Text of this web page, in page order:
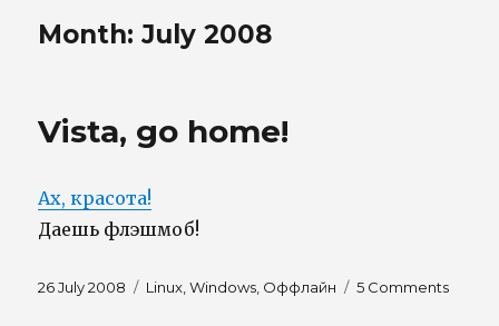
Month:July 2008
Vista, go home!
Ах, красота!
Даешь флэшмоб!
Posted
26 July 2008 Tags
Linux ,Windows Оффлайн 5 Commentson